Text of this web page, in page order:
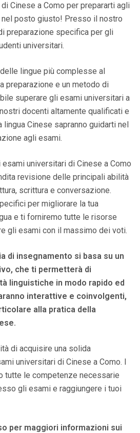
Cinese a Como per prepararti agli
posto giusto! Presso il nostro
preparazione specifica per gli
universitari.
lingue più complesse al
preparazione e un metodo di
superare gli esami universitari a
docenti altamente qualificati e
Cinese sapranno guidarti nel
agli esami.
universitari di Cinese a Como
revisione delle principali abilità
scrittura e conversazione.
per migliorare la tua
e ti forniremo tutte le risorse
gli esami con il massimo dei voti.
di insegnamento si basa su un
che ti permetterà di
linguistiche in modo rapido ed
interattive e coinvolgenti,
alla pratica della
di acquisire una solida
universitari di Cinese a Como. I
tutte le competenze necessarie
gli esami e raggiungere i tuoi
per maggiori informazioni sui